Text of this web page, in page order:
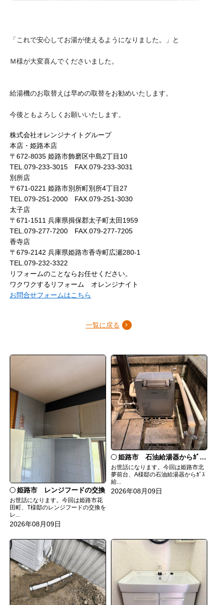
「これで安心してお湯が使えるようになりました。」と
Ｍ様が大変喜んでくださいました。
給湯機のお取替えは早めの取替をお勧めいたします。
今後ともよろしくお願いいたします。
株式会社オレンジナイトグループ
本店・姫路本店
〒672-8035 姫路市飾磨区中島2丁目10
TEL.079-233-3015 FAX.079-233-3031
別所店
〒671-0221 姫路市別所町別所4丁目27
TEL.079-251-2000 FAX.079-251-3030
太子店
〒671-1511 兵庫県揖保郡太子町太田1959
TEL.079-277-7200 FAX.079-277-7205
香寺店
〒679-2142 兵庫県姫路市香寺町広瀬280-1
TEL.079-232-3322
リフォームのことならお任せください。
ワクワクするリフォーム オレンジナイト
お問合せフォームはこちら
一覧に戻る
姫路市 レンジフードの交換
お世話になります。今回は姫路市花
田町、T様邸のレンジフードの交換を
レ...
2026年08月09日
姫路市 石油給湯器からｶﾞｽ給湯器へ取替
お世話になります。今回は姫路市北
夢前台、A様邸の石油給湯器からｶﾞｽ
給...
2026年08月09日